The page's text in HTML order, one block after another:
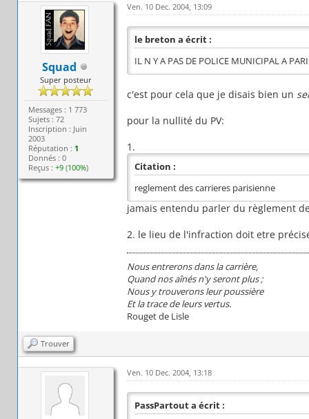
Squad
Super posteur
Messages : 1 773
Sujets : 72
Inscription : Juin
2003
Réputation : 1
Donnés : 0
Reçus :+9 (100%)
Ven. 10 Dec. 2004, 13:09
le breton a écrit :
IL N Y A PAS DE POLICE MUNICIPAL A
c'est pour cela que je disais bien un
pour la nullité du PV:
1.
Citation :
reglement des carrieres parisienne
jamais entendu parler du règlement
2. le lieu de l'infraction doit etre
Nous entrerons dans la carrière,
Quand nos aînés n'y seront plus ;
Nous y trouverons leur poussière
Et la trace de leurs vertus.
Rouget de Lisle
Trouver
Ven. 10 Dec. 2004, 13:18
PassPartout a écrit :